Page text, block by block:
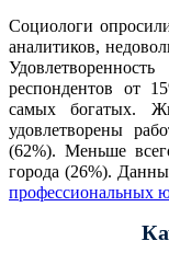
Социологи
аналитиков,
респондентов от
самых богатых.
удовлетворены
(62%). Меньше
города (26%).
профессиональных